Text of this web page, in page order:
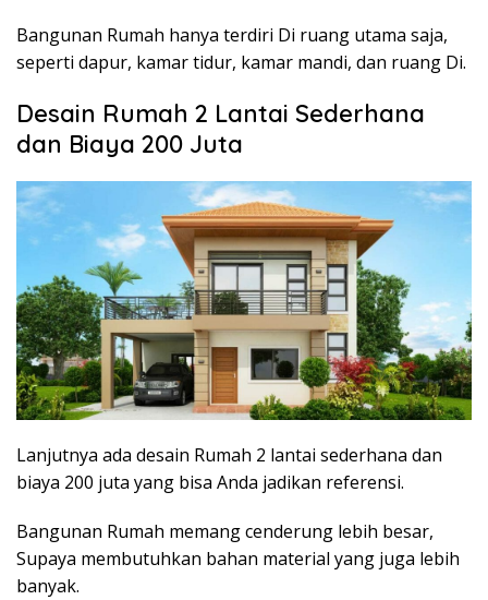
Bangunan Rumah hanya terdiri Di ruang utama saja,
seperti dapur, kamar tidur, kamar mandi, dan ruang Di.
Desain Rumah 2 Lantai Sederhana
dan Biaya 200 Juta
Lanjutnya ada desain Rumah 2 lantai sederhana dan
biaya 200 juta yang bisa Anda jadikan referensi.
Bangunan Rumah memang cenderung lebih besar,
Supaya membutuhkan bahan material yang juga lebih
banyak.